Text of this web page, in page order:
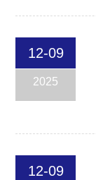
12-09
2025
12-09